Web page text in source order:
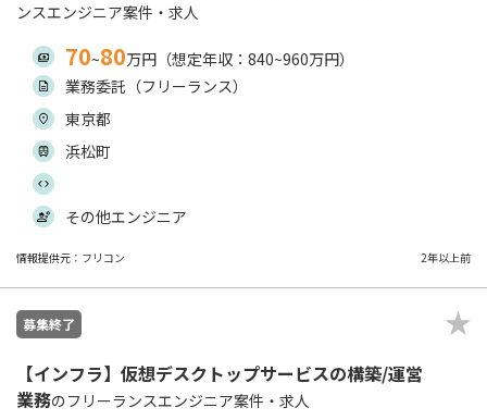
ンスエンジニア案件・求人
70~80万円（想定年収：840~960万円）
業務委託（フリーランス）
東京都
浜松町
その他エンジニア
情報提供元：フリコン 2年以上前
募集終了
【インフラ】仮想デスクトップサービスの構築/運営
業務のフリーランスエンジニア案件・求人